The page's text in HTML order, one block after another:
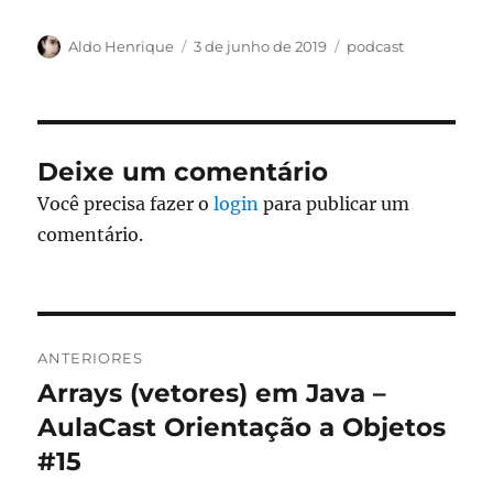
Autor
Aldo Henrique
Publicado
3 de junho de 2019 Categorias
podcast
Deixe um comentário
Você precisa fazer ologin para publicar um
comentário.
de
Post
ANTERIORES
Post
anterior:
Arrays (vetores) em Java –
AulaCast Orientação a Objetos
#15